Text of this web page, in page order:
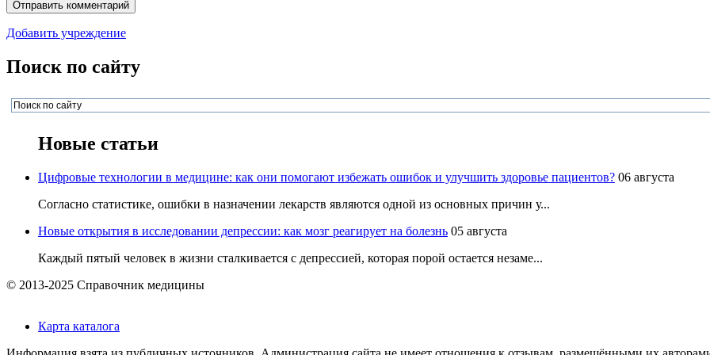
Добавить учреждение
Поиск по сайту
Новые статьи
Цифровые технологии в медицине: как они помогают избежать ошибок и улучшить здоровье пациентов? 06 августа
Согласно статистике, ошибки в назначении лекарств являются одной из основных причин у...
Новые открытия в исследовании депрессии: как мозг реагирует на болезнь 05 августа
Каждый пятый человек в жизни сталкивается с депрессией, которая порой остается незаме...
© 2013-2025 Справочник медицины
Карта каталога